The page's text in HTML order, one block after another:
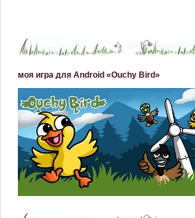
моя игра для Android «Ouchy Bird»